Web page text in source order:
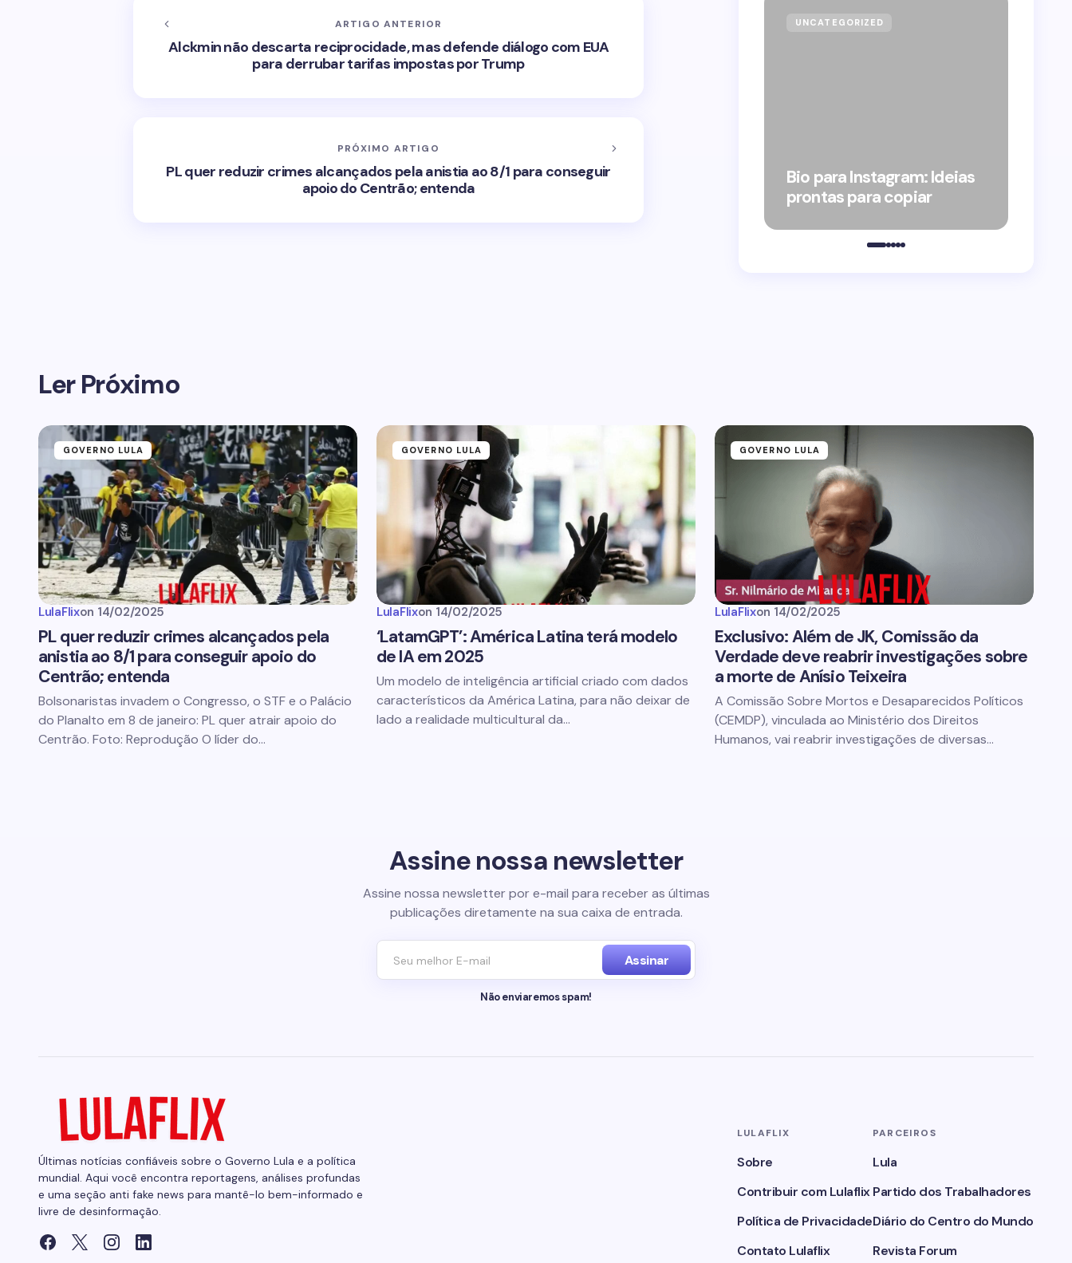
ARTIGO ANTERIOR
Alckmin não descarta reciprocidade, mas defende diálogo com EUA
para derrubar tarifas impostas por Trump
PRÓXIMO ARTIGO
PL quer reduzir crimes alcançados pela anistia ao 8/1 para conseguir
apoio do Centrão; entenda
UNCATEGORIZED
Bio para Instagram: Ideias
prontas para copiar
Ler Próximo
GOVERNO LULA
LulaFlixon 14/02/2025
PL quer reduzir crimes alcançados pela
anistia ao 8/1 para conseguir apoio do
Centrão; entenda
Bolsonaristas invadem o Congresso, o STF e o Palácio
do Planalto em 8 de janeiro: PL quer atrair apoio do
Centrão. Foto: Reprodução O líder do…
GOVERNO LULA
LulaFlixon 14/02/2025
‘LatamGPT’: América Latina terá modelo
de IA em 2025
Um modelo de inteligência artificial criado com dados
característicos da América Latina, para não deixar de
lado a realidade multicultural da…
GOVERNO LULA
LulaFlixon 14/02/2025
Exclusivo: Além de JK, Comissão da
Verdade deve reabrir investigações sobre
a morte de Anísio Teixeira
A Comissão Sobre Mortos e Desaparecidos Políticos
(CEMDP), vinculada ao Ministério dos Direitos
Humanos, vai reabrir investigações de diversas…
Assine nossa newsletter
Assine nossa newsletter por e-mail para receber as últimas
publicações diretamente na sua caixa de entrada.
Assinar
Não enviaremos spam!
Últimas notícias confiáveis sobre o Governo Lula e a política
mundial. Aqui você encontra reportagens, análises profundas
e uma seção anti fake news para mantê-lo bem-informado e
livre de desinformação.
LULAFLIX
Sobre
Contribuir com Lulaflix
Política de Privacidade
Contato Lulaflix
PARCEIROS
Lula
Partido dos Trabalhadores
Diário do Centro do Mundo
Revista Forum